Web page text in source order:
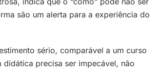
são um alerta para a experiência do
sério, comparável a um curso
precisa ser impecável, não